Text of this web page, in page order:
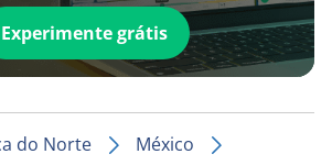
Experimente grátis
do Norte
México